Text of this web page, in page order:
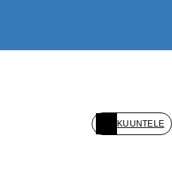
KUUNTELE